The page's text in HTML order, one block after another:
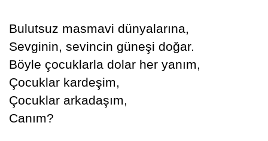
Bulutsuz masmavi dünyalarına,
Sevginin, sevincin güneşi doğar.
Böyle çocuklarla dolar her yanım,
Çocuklar kardeşim,
Çocuklar arkadaşım,
Canım?